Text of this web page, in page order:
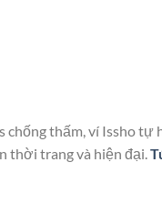
thấm, ví Issho tự
thời trang và hiện đại.